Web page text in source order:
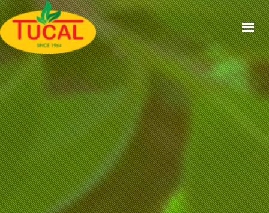
ACCUEIL
À PROPOS
GAMMES
CERTIFICATIONS
RECETTES
ACTUALITÉS
CONTACT
EN